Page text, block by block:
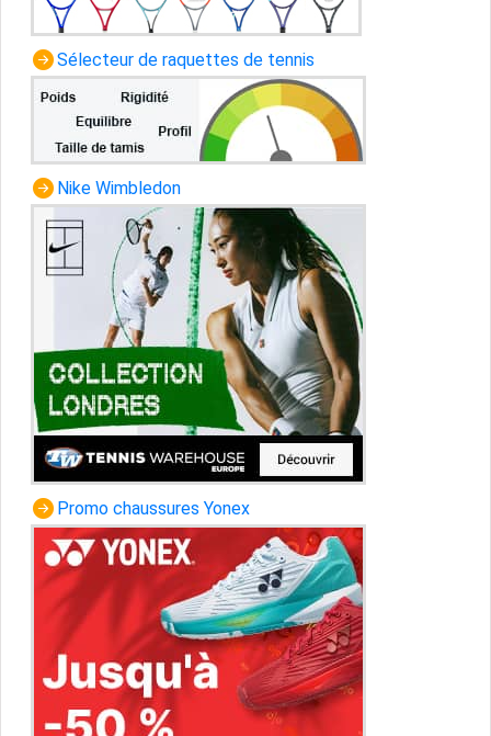
Sélecteur de raquettes de tennis
Nike Wimbledon
Promo chaussures Yonex